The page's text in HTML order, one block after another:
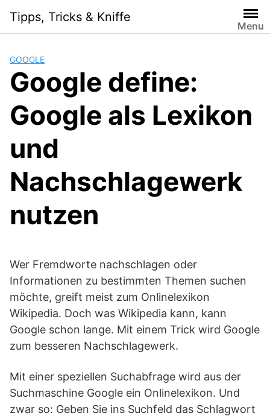
content
Tipps, Tricks & Kniffe
Menu
GOOGLE
Google define:
Google als Lexikon
und
Nachschlagewerk
nutzen
Wer Fremdworte nachschlagen oder
Informationen zu bestimmten Themen suchen
möchte, greift meist zum Onlinelexikon
Wikipedia. Doch was Wikipedia kann, kann
Google schon lange. Mit einem Trick wird Google
zum besseren Nachschlagewerk.
Mit einer speziellen Suchabfrage wird aus der
Suchmaschine Google ein Onlinelexikon. Und
zwar so: Geben Sie ins Suchfeld das Schlagwort